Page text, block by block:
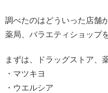
調べたのはどういった店舗
薬局、バラエティショップ
まずは、ドラッグストア、
・マツキヨ
・ウエルシア